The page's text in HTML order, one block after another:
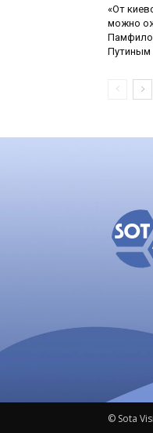
«От
можно
Путиным
© Sota